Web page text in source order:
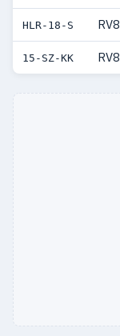
HLR-18-S RV8
15-SZ-KK RV8